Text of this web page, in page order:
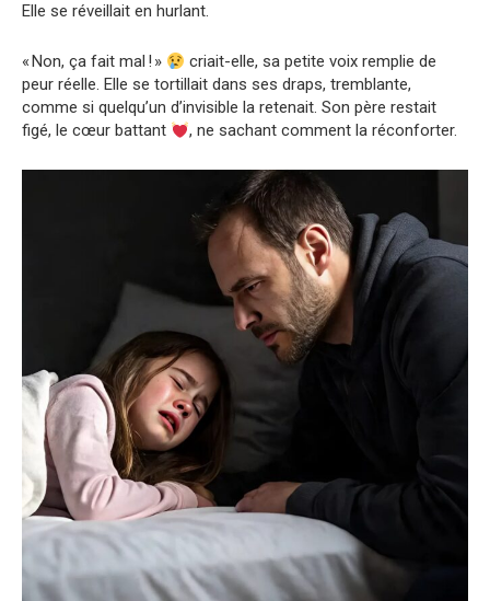
Elle se réveillait en hurlant.
« Non, ça fait mal ! »
criait-elle, sa petite voix remplie de
peur réelle. Elle se tortillait dans ses draps, tremblante,
comme si quelqu’un d’invisible la retenait. Son père restait
figé, le cœur battant
, ne sachant comment la réconforter.